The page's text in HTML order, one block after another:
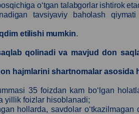
o‘tgan talabgorlar ishtirok
tavsiyaviy baholash qiymati
etilishi mumkin.
qolinadi va mavjud don
hajmlarini shartnomalar asosida
35 foizdan kam bo‘lgan
yillik foizlar hisoblanadi;
hollarda, savdolar o‘tkazilmagan